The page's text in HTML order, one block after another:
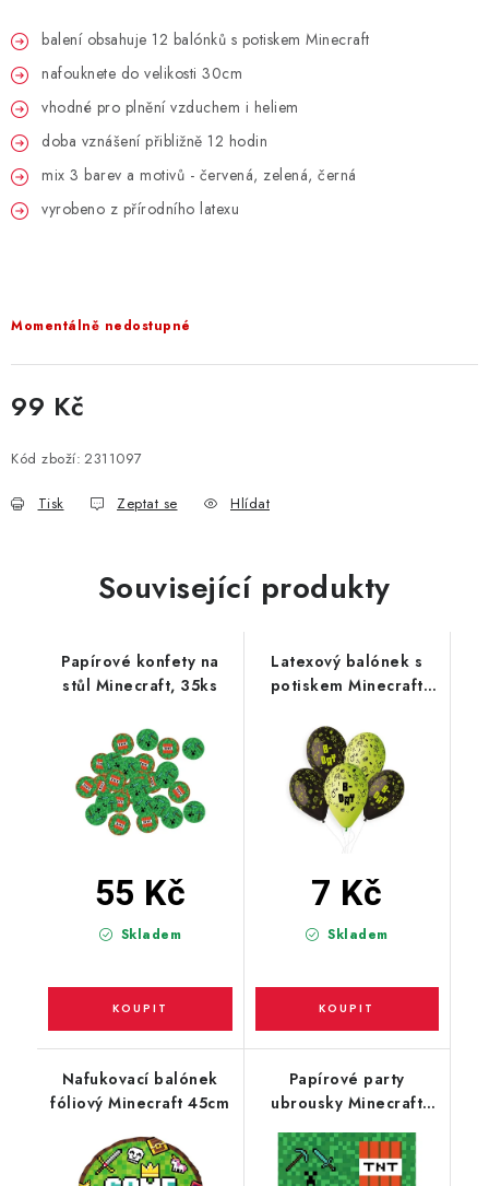
HELIUM NA BALÓNKY
LAMPIONY
OSLAVA PODLE BAREV
PARTY FOTOKOUTEK
ROZLUČKA SE SVOBODOU
Obchodní podmínky
balení obsahuje 12 balónků s potiskem Minecraft
nafouknete do velikosti 30cm
vhodné pro plnění vzduchem i heliem
doba vznášení přibližně 12 hodin
mix 3 barev a motivů - červená, zelená, černá
vyrobeno z přírodního latexu
Momentálně nedostupné
99 Kč
Kód zboží: 2311097
Tisk Zeptat se Hlídat
Související produkty
Papírové konfety na
stůl Minecraft, 35ks
Skladem
55 Kč
Latexový balónek s
potiskem Minecraft
Skladem
7 Kč
Nafukovací balónek
fóliový Minecraft 45cm
Papírové party
ubrousky Minecraft